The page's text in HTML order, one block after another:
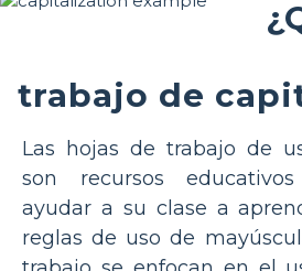
trabajo de
Las hojas de trabajo de
son recursos
ayudar a su clase a
reglas de uso de